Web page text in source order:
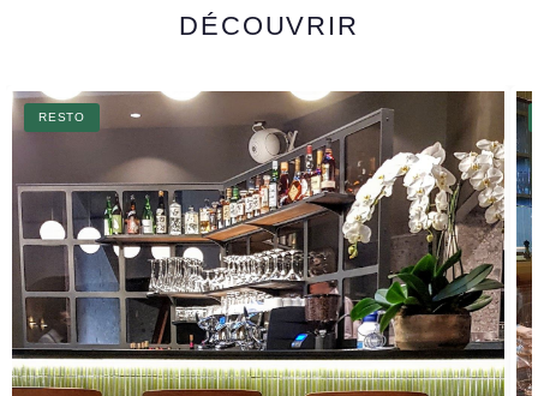
DÉCOUVRIR
RESTO